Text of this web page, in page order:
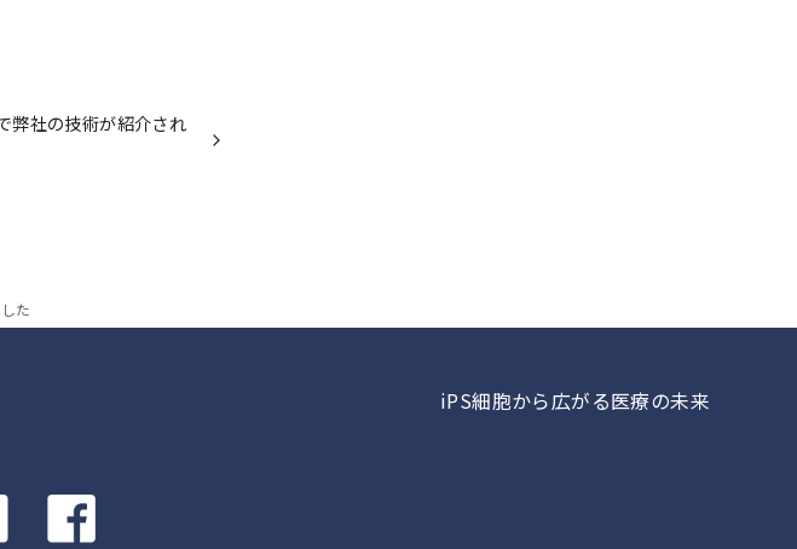
弊社の技術が紹介され
た
iPS細胞から広がる医療の未来